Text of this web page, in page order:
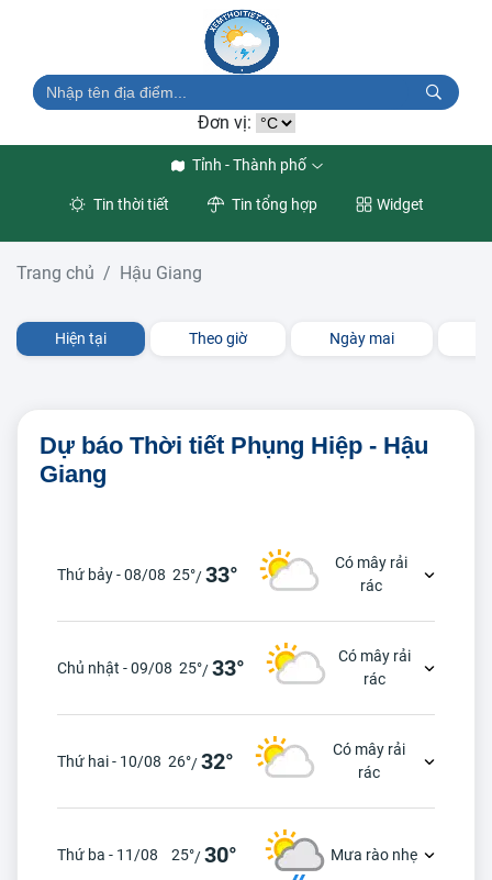
Đơn vị:
Tỉnh - Thành phố
Tin thời tiết Tin tổng hợp Widget
Trang chủ Hậu Giang
Hiện tại Theo giờ Ngày mai
Dự báo Thời tiết Phụng Hiệp - Hậu
Giang
Thứ bảy - 08/08 25°/33°
Có mây rải
rác
Chủ nhật - 09/08 25°/33°
Có mây rải
rác
Thứ hai - 10/08 26°/32°
Có mây rải
rác
Thứ ba - 11/08 25°/30° Mưa rào nhẹ